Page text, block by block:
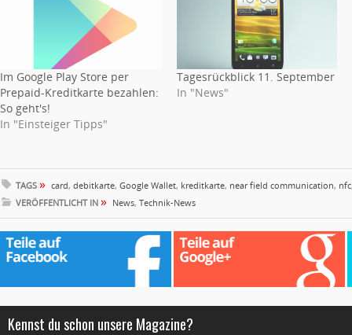
Im Google Play Store per
Prepaid-Kreditkarte bezahlen:
So geht's!
In "Einsteiger Tipps"
Tagesrückblick 11. September
In "News"
TAGS » card, debitkarte, Google Wallet, kreditkarte, near field communication, nfc
VERÖFFENTLICHT IN » News, Technik-News
Kennst du schon unsere Magazine?